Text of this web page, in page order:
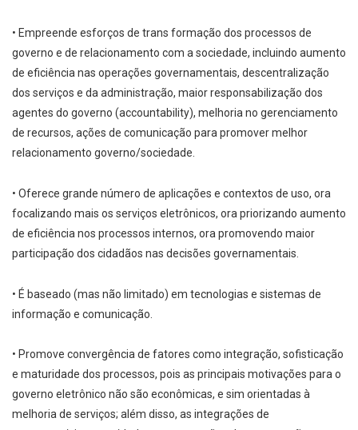
• Empreende esforços de trans for­mação dos processos de
governo e de relacionamento com a sociedade, incluindo aumento
de eficiência nas operações governamentais, descentralização
dos serviços e da administração, maior responsabilização dos
agentes do governo (accountability), melhoria no gerenciamento
de recursos, ações de comunicação para promover melhor
relacionamento governo/sociedade.
• Oferece grande número de aplicações e contextos de uso, ora
focalizando mais os serviços eletrônicos, ora priorizando aumento
de eficiência nos processos internos, ora promovendo maior
participação dos cidadãos nas decisões governamentais.
• É baseado (mas não limitado) em tecnologias e sistemas de
informação e comunicação.
• Promove convergência de fatores como integração, sofisticação
e maturidade dos processos, pois as principais motivações para o
governo eletrônico não são econômicas, e sim orientadas à
melhoria de serviços; além disso, as integrações de